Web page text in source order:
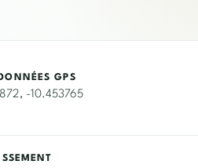
GPS
-10.453765